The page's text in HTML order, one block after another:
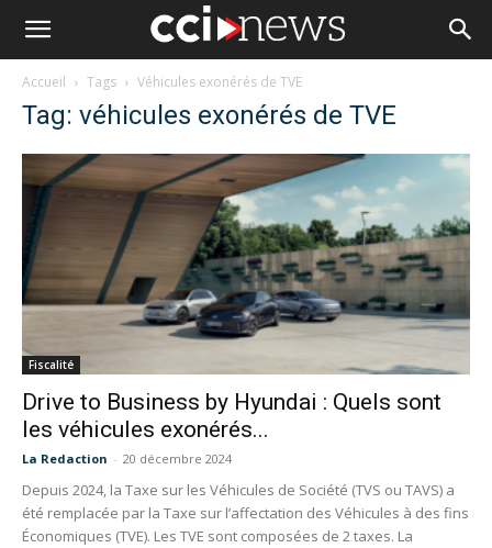
Accueil Tags Véhicules exonérés de TVE
Tag: véhicules exonérés de TVE
Fiscalité
Drive to Business by Hyundai : Quels sont
les véhicules exonérés...
La Redaction - 20 décembre 2024
Depuis 2024, la Taxe sur les Véhicules de Société (TVS ou TAVS) a
été remplacée par la Taxe sur l’affectation des Véhicules à des fins
Économiques (TVE). Les TVE sont composées de 2 taxes. La